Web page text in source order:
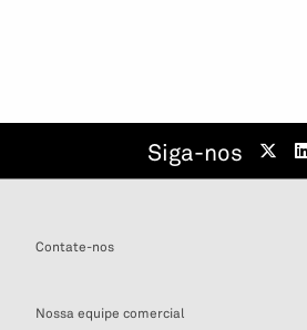
Siga-nos
Contate-nos
Nossa equipe comercial